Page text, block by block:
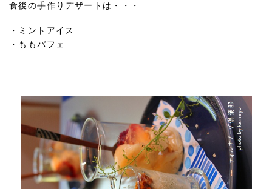
食後の手作りデザートは・・・
・ミントアイス
・ももパフェ